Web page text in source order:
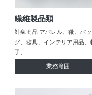
繊維製品類
対象商品 アパレル、靴、バッ
グ、寝具、インテリア用品、
子、…
業務範囲